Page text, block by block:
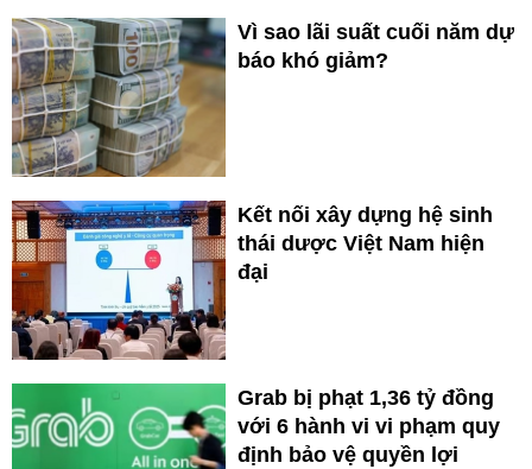
Vì sao lãi suất cuối năm dự
báo khó giảm?
Kết nối xây dựng hệ sinh
thái dược Việt Nam hiện
đại
Grab bị phạt 1,36 tỷ đồng
với 6 hành vi vi phạm quy
định bảo vệ quyền lợi